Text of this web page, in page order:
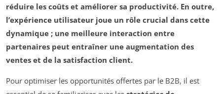
réduire les coûts et améliorer sa productivité. En outre,
l’expérience utilisateur joue un rôle crucial dans cette
dynamique ; une meilleure interaction entre
partenaires peut entraîner une augmentation des
ventes et de la satisfaction client.
Pour optimiser les opportunités offertes par le B2B, il est